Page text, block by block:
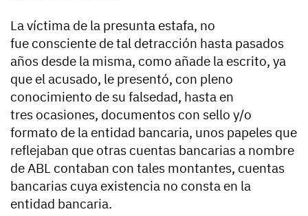
La víctima de la presunta estafa, no
fue consciente de tal detracción hasta pasados
años desde la misma, como añade la escrito, ya
que el acusado, le presentó, con pleno
conocimiento de su falsedad, hasta en
tres ocasiones, documentos con sello y/o
formato de la entidad bancaria, unos papeles que
reflejaban que otras cuentas bancarias a nombre
de ABL contaban con tales montantes, cuentas
bancarias cuya existencia no consta en la
entidad bancaria.